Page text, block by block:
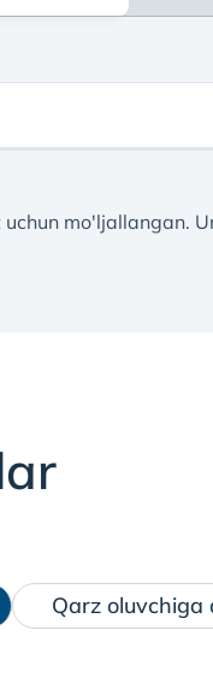
mo'ljallangan.
Qarz